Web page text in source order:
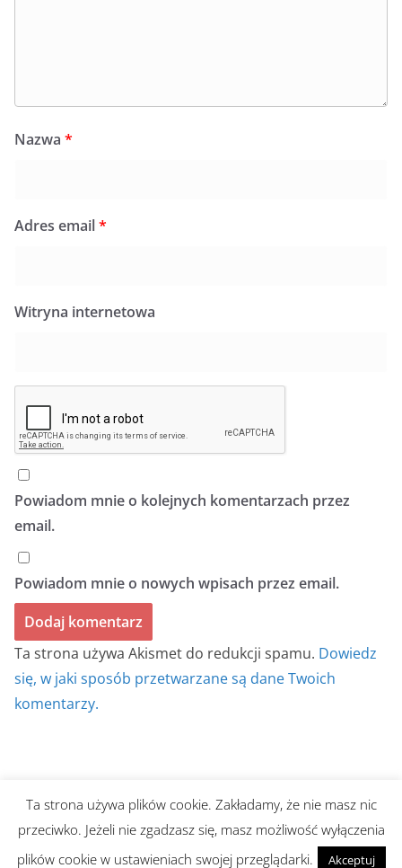
Nazwa *
Adres email*
Witryna internetowa
Powiadom mnie o kolejnych komentarzach przez
email.
Powiadom mnie o nowych wpisach przez email.
Ta strona używa Akismet do redukcji spamu. Dowiedz
się, w jaki sposób przetwarzane są dane Twoich
komentarzy.
Prawa autorskie © 2026 BIULETYN BEZ TYTUŁU
prawa zastrzeżone.
Motyw:ColorMagstworzony przez ThemeGrill. Wspierane
Ta strona używa plików cookie. Zakładamy, że nie masz nic
przeciwko. Jeżeli nie zgadzasz się, masz możliwość wyłączenia
plików cookie w ustawieniach swojej przeglądarki.
Akceptuj